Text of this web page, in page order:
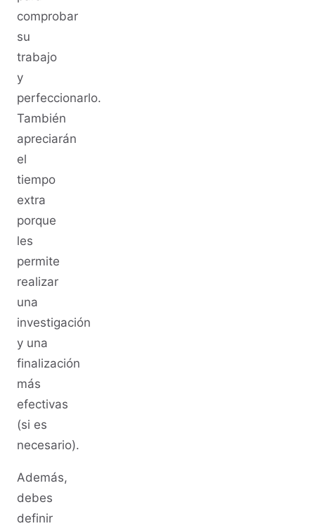
comprobar
su
trabajo
y
perfeccionarlo.
También
apreciarán
el
tiempo
extra
porque
les
permite
realizar
una
investigación
y una
finalización
más
efectivas
(si es
necesario).
Además,
debes
definir